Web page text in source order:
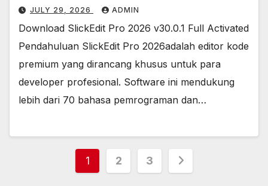
JULY 29, 2026 ADMIN
Download SlickEdit Pro 2026 v30.0.1 Full Activated
Pendahuluan SlickEdit Pro 2026adalah editor kode
premium yang dirancang khusus untuk para
developer profesional. Software ini mendukung
lebih dari 70 bahasa pemrograman dan…
Posts
1 2 3